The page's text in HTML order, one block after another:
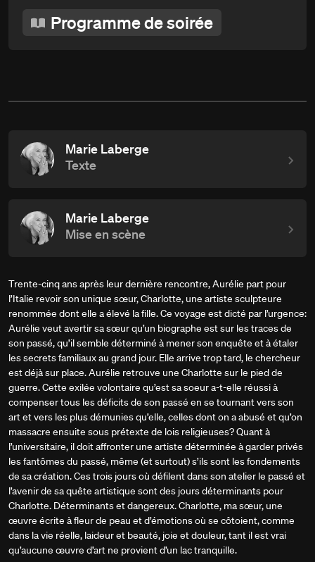
Programme de soirée
Marie Laberge
Texte
Marie Laberge
Mise en scène
Trente-cinq ans après leur dernière rencontre, Aurélie part pour
l’Italie revoir son unique sœur, Charlotte, une artiste sculpteure
renommée dont elle a élevé la fille. Ce voyage est dicté par l’urgence:
Aurélie veut avertir sa sœur qu’un biographe est sur les traces de
son passé, qu’il semble déterminé à mener son enquête et à étaler
les secrets familiaux au grand jour. Elle arrive trop tard, le chercheur
est déjà sur place. Aurélie retrouve une Charlotte sur le pied de
guerre. Cette exilée volontaire qu’est sa soeur a-t-elle réussi à
compenser tous les déficits de son passé en se tournant vers son
art et vers les plus démunies qu’elle, celles dont on a abusé et qu’on
massacre ensuite sous prétexte de lois religieuses? Quant à
l’universitaire, il doit affronter une artiste déterminée à garder privés
les fantômes du passé, même (et surtout) s’ils sont les fondements
de sa création. Ces trois jours où défilent dans son atelier le passé et
l’avenir de sa quête artistique sont des jours déterminants pour
Charlotte. Déterminants et dangereux. Charlotte, ma sœur, une
œuvre écrite à fleur de peau et d’émotions où se côtoient, comme
dans la vie réelle, laideur et beauté, joie et douleur, tant il est vrai
qu’aucune œuvre d’art ne provient d’un lac tranquille.